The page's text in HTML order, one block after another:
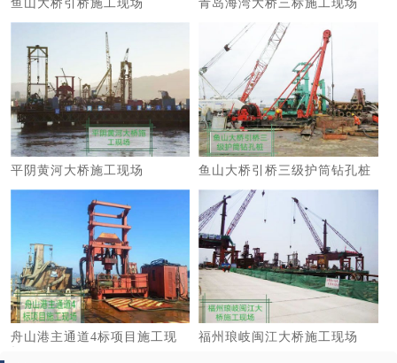
鱼山大桥引桥施工现场 青岛海湾大桥三标施工现场
平阴黄河大桥施工现场 鱼山大桥引桥三级护筒钻孔桩
舟山港主通道4标项目施工现
福州琅岐闽江大桥施工现场